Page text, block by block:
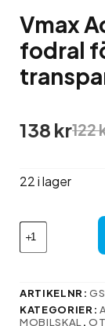
Vmax
fodral
122
Det
var:
138 krDet
är:
22 i lager
Vmax
Acrylic
Anti-
fodral
iPhone
ARTIKELNR:
KATEGORIER:
MOBILSKAL ,